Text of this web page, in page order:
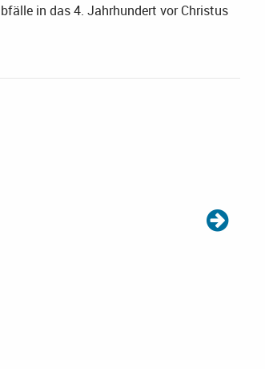
in das 4. Jahrhundert vor Christus